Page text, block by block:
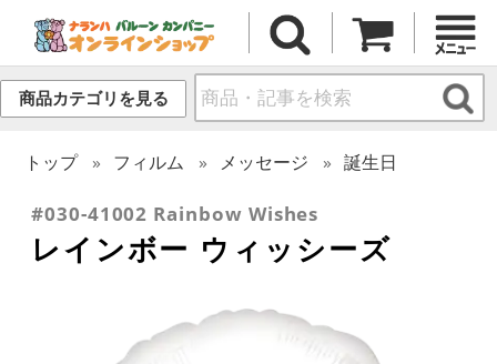
商品カテゴリを見る
トップ フィルム メッセージ 誕生日
#030-41002 Rainbow Wishes
レインボー ウィッシーズ